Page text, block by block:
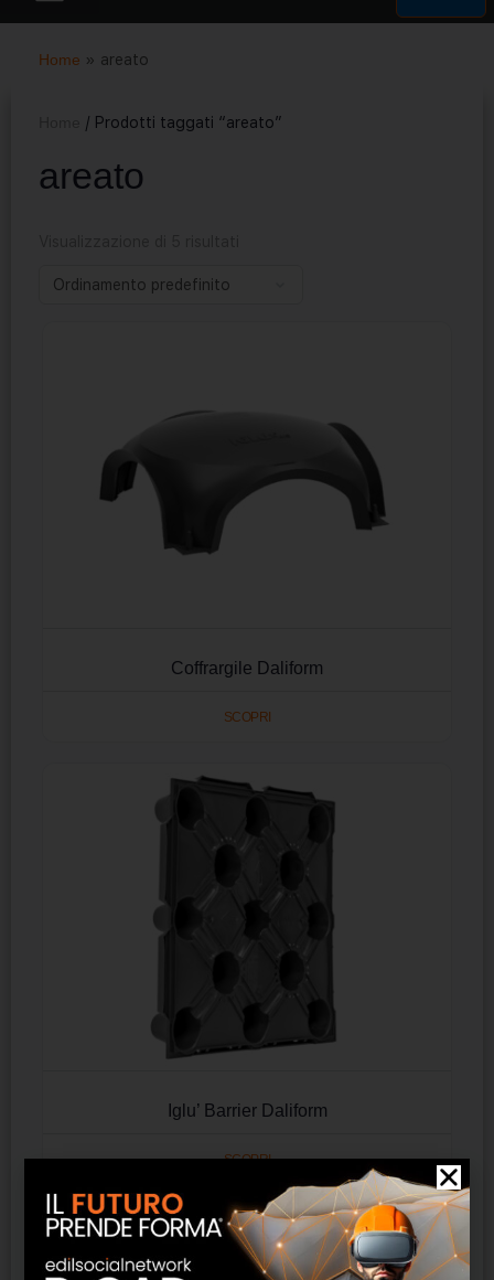
Home » areato
/ Prodotti taggati “areato”
areato
Coffrargile Daliform
SCOPRI
Iglu’ Barrier Daliform
SCOPRI